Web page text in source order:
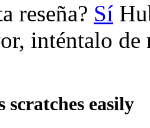
reseña? Sí
inténtalo de
scratches easily